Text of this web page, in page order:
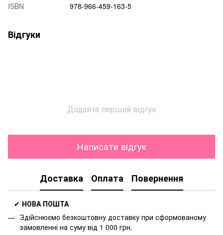
ISBN
978-966-459-163-5
Відгуки
Додайте перший відгук
Написати відгук
Доставка Оплата Повернення
✔ НОВА ПОШТА
Здійснюємо безкоштовну доставку при сформованому
замовленні на суму від 1 000 грн.